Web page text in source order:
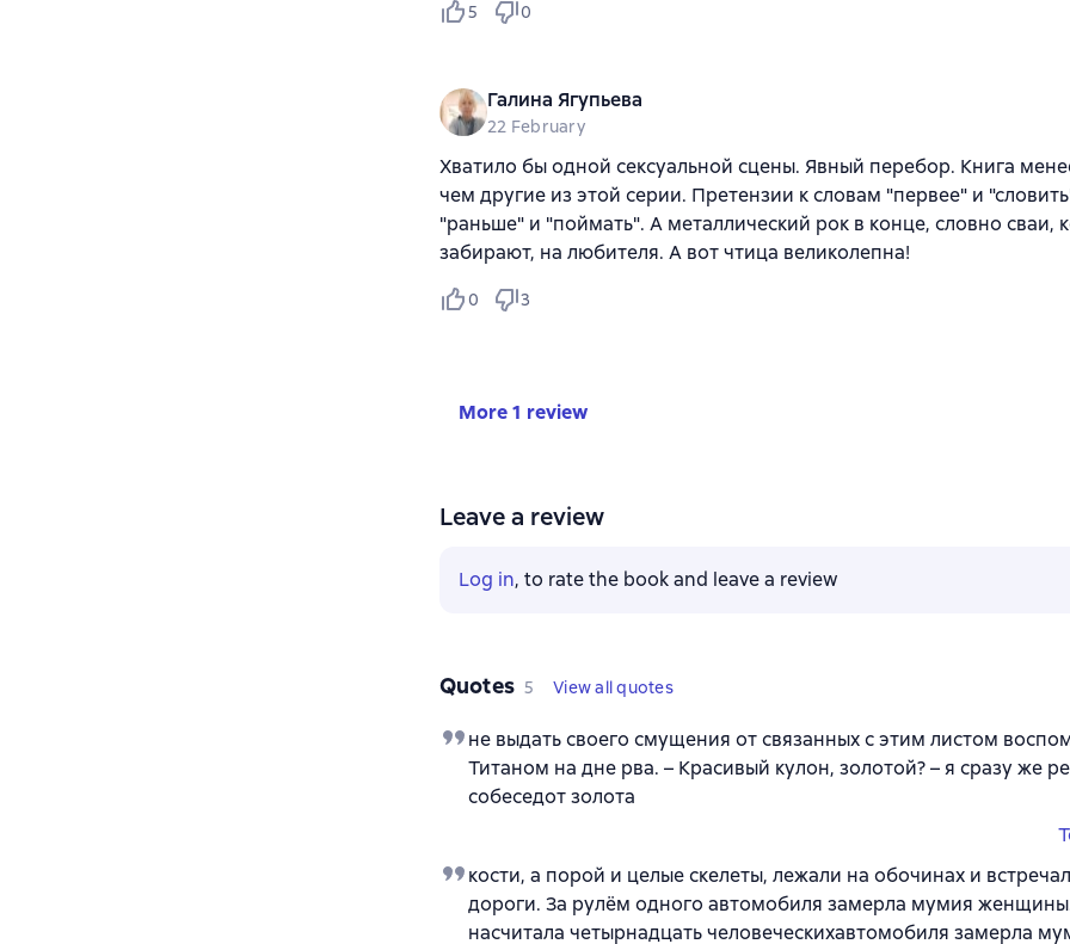
5 0
Галина Ягупьева
22 February
Хватило бы одной сексуальной сцены. Явный перебор. Книга
чем другие из этой серии. Претензии к словам "первее" и
"раньше" и "поймать". А металлический рок в конце, словно сваи,
забирают, на любителя. А вот чтица великолепна!
0 3
More 1 review
Leave a review
Log in, to rate the book and leave a review
Quotes 5 View all quotes
не выдать своего смущения от связанных с этим листом
Титаном на дне рва. – Красивый кулон, золотой? – я сразу же
собеседот золота
кости, а порой и целые скелеты, лежали на обочинах и
дороги. За рулём одного автомобиля замерла мумия
насчитала четырнадцать человеческихавтомобиля замерла